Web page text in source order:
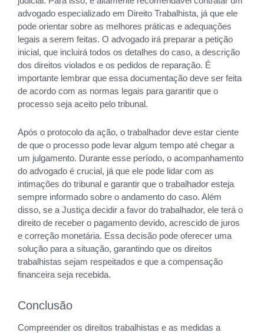
advogado especializado em Direito Trabalhista, já que ele
pode orientar sobre as melhores práticas e adequações
legais a serem feitas. O advogado irá preparar a petição
inicial, que incluirá todos os detalhes do caso, a descrição
dos direitos violados e os pedidos de reparação. É
importante lembrar que essa documentação deve ser feita
de acordo com as normas legais para garantir que o
processo seja aceito pelo tribunal.
Após o protocolo da ação, o trabalhador deve estar ciente
de que o processo pode levar algum tempo até chegar a
um julgamento. Durante esse período, o acompanhamento
do advogado é crucial, já que ele pode lidar com as
intimações do tribunal e garantir que o trabalhador esteja
sempre informado sobre o andamento do caso. Além
disso, se a Justiça decidir a favor do trabalhador, ele terá o
direito de receber o pagamento devido, acrescido de juros
e correção monetária. Essa decisão pode oferecer uma
solução para a situação, garantindo que os direitos
trabalhistas sejam respeitados e que a compensação
financeira seja recebida.
Conclusão
Compreender os direitos trabalhistas e as medidas a